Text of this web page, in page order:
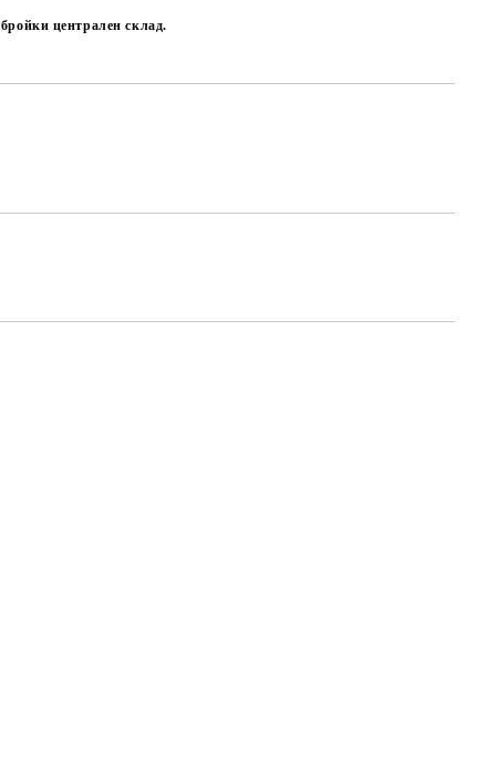
централен склад.